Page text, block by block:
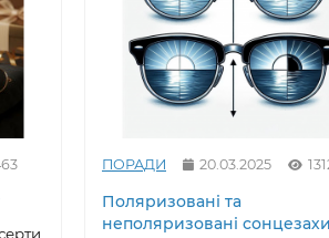
ПОРАДИ 20.03.2025
Поляризовані та
неполяризовані